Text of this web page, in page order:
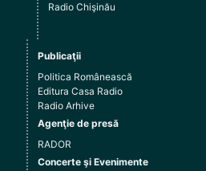
Radio Chişinău
Publicaţii
Politica Românească
Editura Casa Radio
Radio Arhive
Agenţie de presă
RADOR
Concerte şi Evenimente